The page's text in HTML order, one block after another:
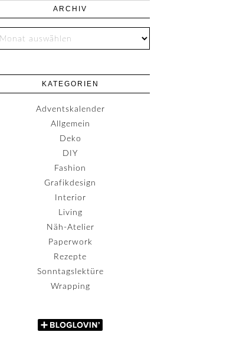
ARCHIV
KATEGORIEN
Adventskalender
Allgemein
Deko
DIY
Fashion
Grafikdesign
Interior
Living
Näh-Atelier
Paperwork
Rezepte
Sonntagslektüre
Wrapping